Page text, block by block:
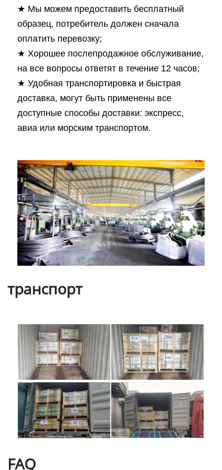
★ Мы можем предоставить бесплатный
образец, потребитель должен сначала
оплатить перевозку;
★ Хорошее послепродажное обслуживание,
на все вопросы ответят в течение 12 часов;
★ Удобная транспортировка и быстрая
доставка, могут быть применены все
доступные способы доставки: экспресс,
авиа или морским транспортом.
транспорт
FAQ